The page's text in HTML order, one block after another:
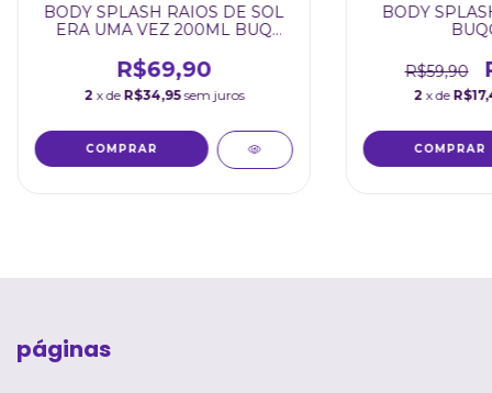
BODY SPLASH RAIOS DE SOL
ERA UMA VEZ 200ML BUQ
R$69,90
2 x de R$34,95 sem juros
BODY
R$59,90
2 x de
páginas